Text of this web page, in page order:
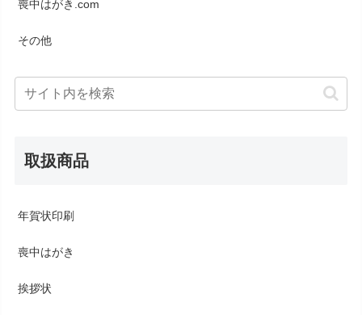
喪中はがき.com
その他
取扱商品
年賀状印刷
喪中はがき
挨拶状